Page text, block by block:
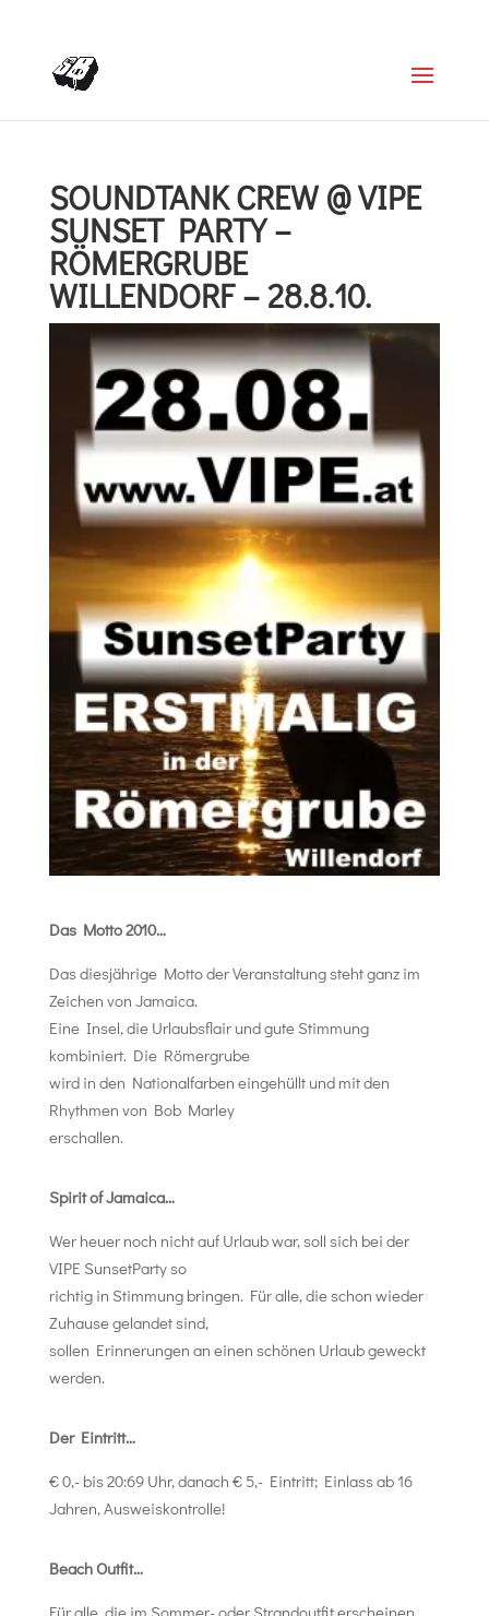
SOUNDTANK CREW @ VIPE
SUNSET PARTY –
RÖMERGRUBE
WILLENDORF – 28.8.10.
Das Motto 2010…
Das diesjährige Motto der Veranstaltung steht ganz im
Zeichen von Jamaica.
Eine Insel, die Urlaubsflair und gute Stimmung
kombiniert. Die Römergrube
wird in den Nationalfarben eingehüllt und mit den
Rhythmen von Bob Marley
erschallen.
Spirit of Jamaica…
Wer heuer noch nicht auf Urlaub war, soll sich bei der
VIPE SunsetParty so
richtig in Stimmung bringen. Für alle, die schon wieder
Zuhause gelandet sind,
sollen Erinnerungen an einen schönen Urlaub geweckt
werden.
Der Eintritt…
€ 0,- bis 20:69 Uhr, danach € 5,- Eintritt; Einlass ab 16
Jahren, Ausweiskontrolle!
Beach Outfit…
Für alle, die im Sommer- oder Strandoutfit erscheinen,